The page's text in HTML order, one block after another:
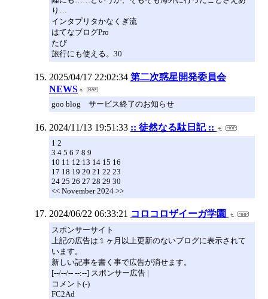
り…
インタプリタかなくぎ流
はてなブログPro
たび
旅行にも使える。30
2025/04/17 22:02:34 第二次惑星開発委員会
NEWS
goo blog サービス終了のお知らせ
2024/11/13 19:51:33 :: 徒然なる駄日記 ::
1 2
3 4 5 6 7 8 9
10 11 12 13 14 15 16
17 18 19 20 21 22 23
24 25 26 27 28 29 30
<< November 2024 >>
2024/06/22 06:33:21 コロコロザイーガ学園
スポンサーサイト
上記の広告は１ヶ月以上更新のないブログに表示されて
います。
新しい記事を書く事で広告が消せます。
[--/--/-- --:--] スポンサー広告 |
コメント(-)
FC2Ad